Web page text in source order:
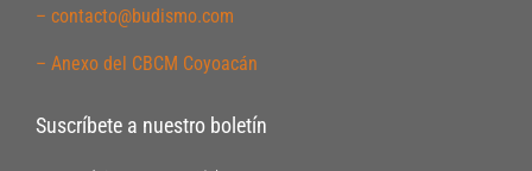
– contacto@budismo.com
– Anexo del CBCM Coyoacán
Suscríbete a nuestro boletín